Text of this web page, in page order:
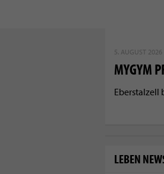
5. AUGUST
MYGYM
Eberstalzell
LEBEN